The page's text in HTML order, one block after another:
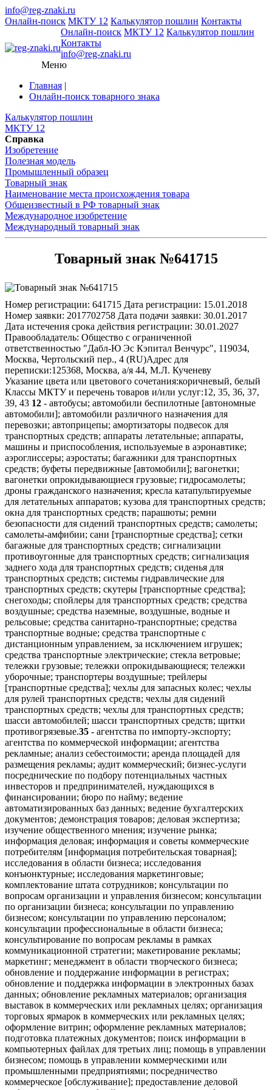
info@reg-znaki.ru
Онлайн-поиск МКТУ 12 Калькулятор пошлин Контакты
Онлайн-поиск МКТУ 12 Калькулятор пошлин
Контакты
info@reg-znaki.ru
Меню
Главная |
Онлайн-поиск товарного знака
Калькулятор пошлин
МКТУ 12
Справка
Изобретение
Полезная модель
Промышленный образец
Товарный знак
Наименование места происхождения товара
Общеизвестный в РФ товарный знак
Международное изобретение
Международный товарный знак
Товарный знак №641715
Номер регистрации: 641715 Дата регистрации: 15.01.2018
Номер заявки: 2017702758 Дата подачи заявки: 30.01.2017
Дата истечения срока действия регистрации: 30.01.2027
Правообладатель: Общество с ограниченной
ответственностью "Дабл-Ю Эс Кэпитал Венчурс", 119034,
Москва, Чертольский пер., 4 (RU)Адрес для
переписки:125368, Москва, а/я 44, М.Л. Кученеву
Указание цвета или цветового сочетания:коричневый, белый
Классы МКТУ и перечень товаров и/или услуг:12, 35, 36, 37,
39, 43 12 - автобусы; автомобили беспилотные [автономные
автомобили]; автомобили различного назначения для
перевозки; автоприцепы; амортизаторы подвесок для
транспортных средств; аппараты летательные; аппараты,
машины и приспособления, используемые в аэронавтике;
аэроглиссеры; аэростаты; багажники для транспортных
средств; буфеты передвижные [автомобили]; вагонетки;
вагонетки опрокидывающиеся грузовые; гидросамолеты;
дроны гражданского назначения; кресла катапультируемые
для летательных аппаратов; кузова для транспортных средств;
окна для транспортных средств; парашюты; ремни
безопасности для сидений транспортных средств; самолеты;
самолеты-амфибии; сани [транспортные средства]; сетки
багажные для транспортных средств; сигнализации
противоугонные для транспортных средств; сигнализация
заднего хода для транспортных средств; сиденья для
транспортных средств; системы гидравлические для
транспортных средств; скутеры [транспортные средства];
снегоходы; спойлеры для транспортных средств; средства
воздушные; средства наземные, воздушные, водные и
рельсовые; средства санитарно-транспортные; средства
транспортные водные; средства транспортные с
дистанционным управлением, за исключением игрушек;
средства транспортные электрические; стекла ветровые;
тележки грузовые; тележки опрокидывающиеся; тележки
уборочные; транспортеры воздушные; трейлеры
[транспортные средства]; чехлы для запасных колес; чехлы
для рулей транспортных средств; чехлы для сидений
транспортных средств; чехлы для транспортных средств;
шасси автомобилей; шасси транспортных средств; щитки
противогрязевые.35 - агентства по импорту-экспорту;
агентства по коммерческой информации; агентства
рекламные; анализ себестоимости; аренда площадей для
размещения рекламы; аудит коммерческий; бизнес-услуги
посреднические по подбору потенциальных частных
инвесторов и предпринимателей, нуждающихся в
финансировании; бюро по найму; ведение
автоматизированных баз данных; ведение бухгалтерских
документов; демонстрация товаров; деловая экспертиза;
изучение общественного мнения; изучение рынка;
информация деловая; информация и советы коммерческие
потребителям [информация потребительская товарная];
исследования в области бизнеса; исследования
конъюнктурные; исследования маркетинговые;
комплектование штата сотрудников; консультации по
вопросам организации и управления бизнесом; консультации
по организации бизнеса; консультации по управлению
бизнесом; консультации по управлению персоналом;
консультации профессиональные в области бизнеса;
консультирование по вопросам рекламы в рамках
коммуникационной стратегии; макетирование рекламы;
маркетинг; менеджмент в области творческого бизнеса;
обновление и поддержание информации в регистрах;
обновление и поддержка информации в электронных базах
данных; обновление рекламных материалов; организация
выставок в коммерческих или рекламных целях; организация
торговых ярмарок в коммерческих или рекламных целях;
оформление витрин; оформление рекламных материалов;
подготовка платежных документов; поиск информации в
компьютерных файлах для третьих лиц; помощь в управлении
бизнесом; помощь в управлении коммерческими или
промышленными предприятиями; посредничество
коммерческое [обслуживание]; предоставление деловой